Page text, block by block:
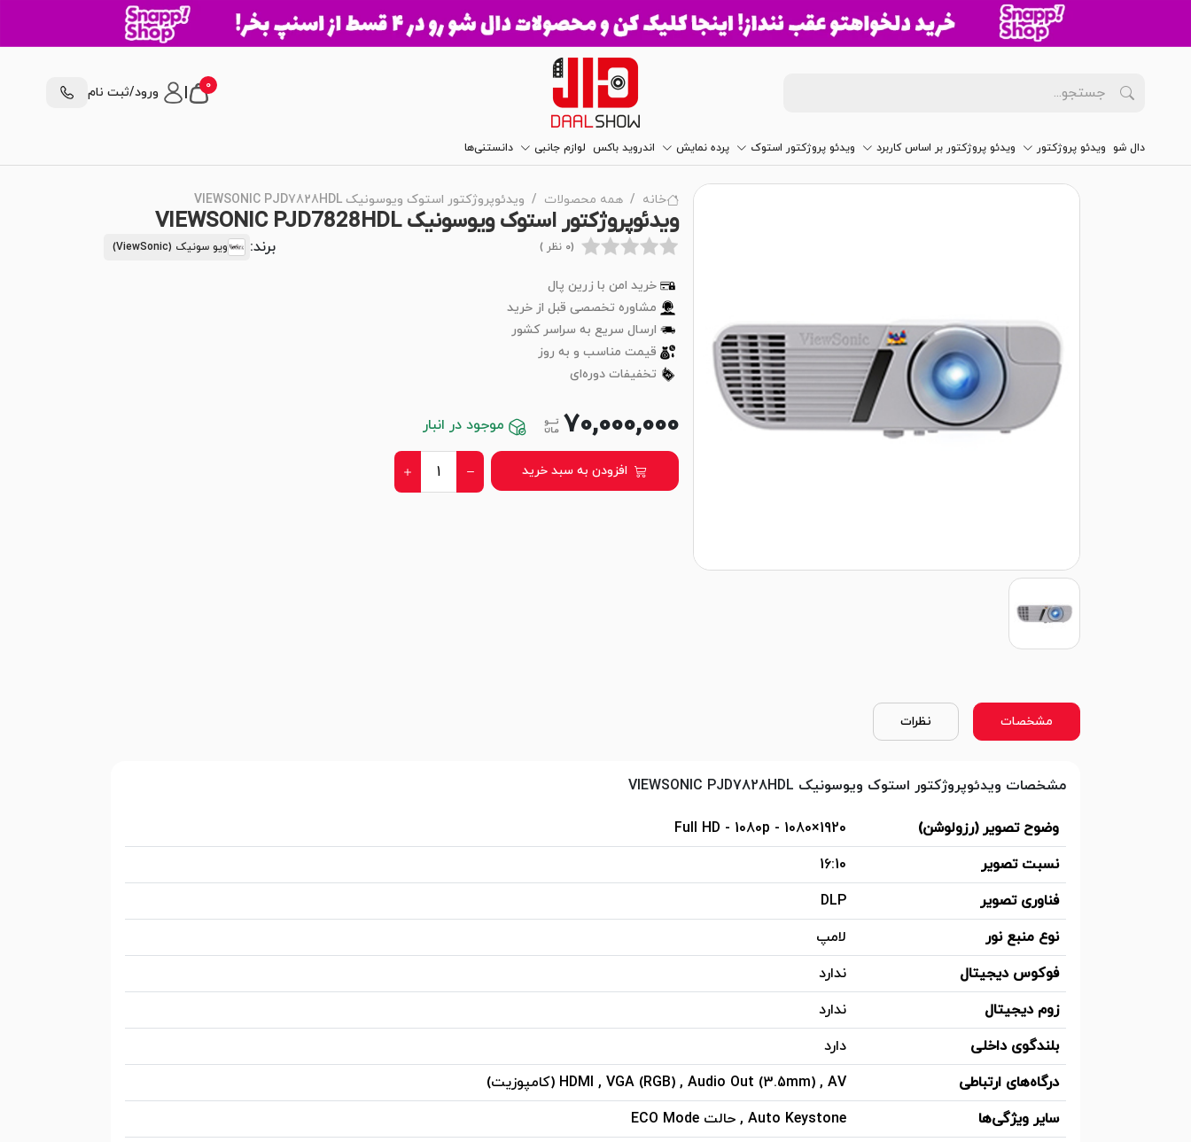
0
| ورود/ثبت نام
دال شو ویدئو پروژکتور ویدئو پروژکتور بر اساس کاربرد ویدئو پروژکتور استوک پرده نمایش اندروید باکس لوازم جانبی دانستنی‌ها
خانه همه محصولات ویدئوپروژکتور استوک ویوسونیک VIEWSONIC PJD7828HDL
ویدئوپروژکتور استوک ویوسونیک VIEWSONIC PJD7828HDL
(0 نظر ) برند: ویو سونیک (ViewSonic)
خرید امن با زرین پال
مشاوره تخصصی قبل از خرید
ارسال سریع به سراسر کشور
قیمت مناسب و به روز
تخفیفات دوره‌ای
70,000,000 موجود در انبار
افزودن به سبد خرید
مشخصات نظرات
مشخصات ویدئوپروژکتور استوک ویوسونیک VIEWSONIC PJD7828HDL
وضوح تصویر (رزولوشن)
1920×1080 - Full HD - 1080p
نسبت تصویر
16:10
فناوری تصویر
DLP
نوع منبع نور
لامپ
فوکوس دیجیتال
ندارد
زوم دیجیتال
ندارد
بلندگوی داخلی
دارد
درگاه‌های ارتباطی
HDMI , VGA (RGB) , Audio Out (3.5mm) , AV (کامپوزیت)
سایر ویژگی‌ها
Auto Keystone , حالت ECO Mode